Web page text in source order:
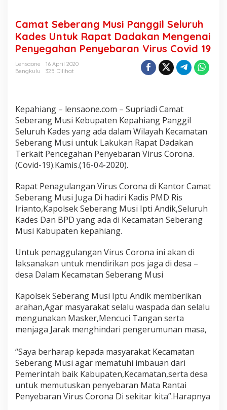
g
g
i
l
e
h
K
a
d
e
s
U
t
u
k
R
a
p
t
D
a
d
k
a
n
M
e
g
e
n
a
i
P
Camat Seberang Musi Panggil Seluruh
Kades Untuk Rapat Dadakan Mengenai
Penyegahan Penyebaran Virus Covid 19
Lensaone
16 April 2020
Bengkulu
325 Dilihat
Kepahiang – lensaone.com – Supriadi Camat
Seberang Musi Kebupaten Kepahiang Panggil
Seluruh Kades yang ada dalam Wilayah Kecamatan
Seberang Musi untuk Lakukan Rapat Dadakan
Terkait Pencegahan Penyebaran Virus Corona.
(Covid-19).Kamis.(16-04-2020).
Rapat Penagulangan Virus Corona di Kantor Camat
Seberang Musi Juga Di hadiri Kadis PMD Ris
Irianto,Kapolsek Seberang Musi Ipti Andik,Seluruh
Kades Dan BPD yang ada di Kecamatan Seberang
Musi Kabupaten kepahiang.
Untuk penaggulangan Virus Corona ini akan di
laksanakan untuk mendirikan pos jaga di desa –
desa Dalam Kecamatan Seberang Musi
Kapolsek Seberang Musi Iptu Andik memberikan
arahan,Agar masyarakat selalu waspada dan selalu
mengunakan Masker,Mencuci Tangan serta
menjaga Jarak menghindari pengerumunan masa,
“Saya berharap kepada masyarakat Kecamatan
Seberang Musi agar mematuhi imbauan dari
Pemerintah baik Kabupaten,Kecamatan,serta desa
untuk memutuskan penyebaran Mata Rantai
Penyebaran Virus Corona Di sekitar kita”.Harapnya